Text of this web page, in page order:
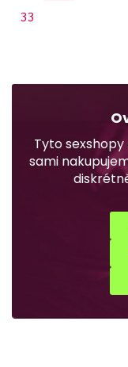
33
Tyto sexshopy
sami